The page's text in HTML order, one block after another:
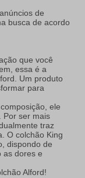
de
busca de acordo
que você
essa é a
Um produto
para
ele
Por ser mais
traz
O colchão King
dispondo de
as dores e
Alford!